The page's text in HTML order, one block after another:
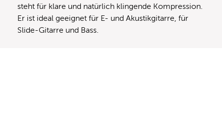
steht für klare und natürlich klingende Kompression.
Er ist ideal geeignet für E- und Akustikgitarre, für
Slide-Gitarre und Bass.